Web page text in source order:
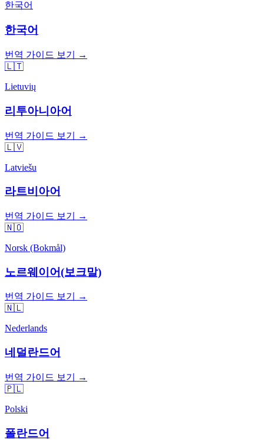
한국어
한국어
번역 가이드 보기 →
🇱🇹
Lietuvių
리투아니아어
번역 가이드 보기 →
🇱🇻
Latviešu
라트비아어
번역 가이드 보기 →
🇳🇴
Norsk (Bokmål)
노르웨이어(보크말)
번역 가이드 보기 →
🇳🇱
Nederlands
네덜란드어
번역 가이드 보기 →
🇵🇱
Polski
폴란드어